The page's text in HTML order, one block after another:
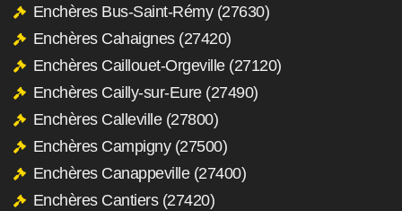
Enchères Bus-Saint-Rémy (27630)
Enchères Cahaignes (27420)
Enchères Caillouet-Orgeville (27120)
Enchères Cailly-sur-Eure (27490)
Enchères Calleville (27800)
Enchères Campigny (27500)
Enchères Canappeville (27400)
Enchères Cantiers (27420)